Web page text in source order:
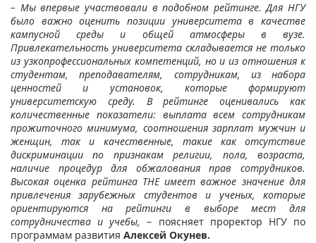
– Мы впервые участвовали в подобном рейтинге. Для НГУ
было важно оценить позиции университета в качестве
кампусной среды и общей атмосферы в вузе.
Привлекательность университета складывается не только
из узкопрофессиональных компетенций, но и из отношения к
студентам, преподавателям, сотрудникам, из набора
ценностей и установок, которые формируют
университетскую среду. В рейтинге оценивались как
количественные показатели: выплата всем сотрудникам
прожиточного минимума, соотношения зарплат мужчин и
женщин, так и качественные, такие как отсутствие
дискриминации по признакам религии, пола, возраста,
наличие процедур для обжалования прав сотрудников.
Высокая оценка рейтинга ТНЕ имеет важное значение для
привлечения зарубежных студентов и ученых, которые
ориентируются на рейтинги в выборе мест для
сотрудничества и учебы, – поясняет проректор НГУ по
программам развития Алексей Окунев.